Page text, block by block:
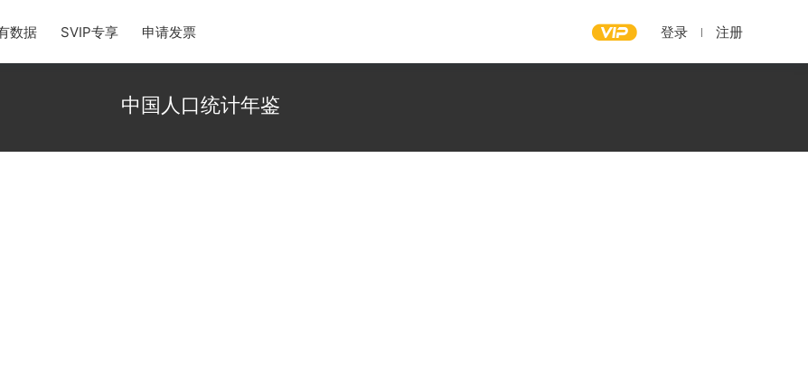
数据 SVIP专享 申请发票 登录 注册
中国人口统计年鉴